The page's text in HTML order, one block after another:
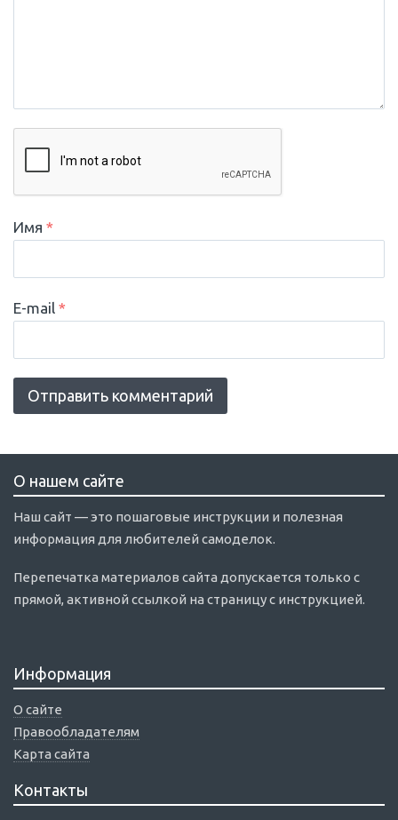
Имя *
E-mail *
О нашем сайте
Наш сайт — это пошаговые инструкции и полезная
информация для любителей самоделок.
Перепечатка материалов сайта допускается только с
прямой, активной ссылкой на страницу с инструкцией.
Информация
О сайте
Правообладателям
Карта сайта
Контакты